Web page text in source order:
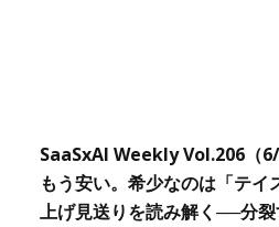
SaaSxAI Weekly Vol.206（
もう安い。希少なのは「テ
上げ見送りを読み解く──分